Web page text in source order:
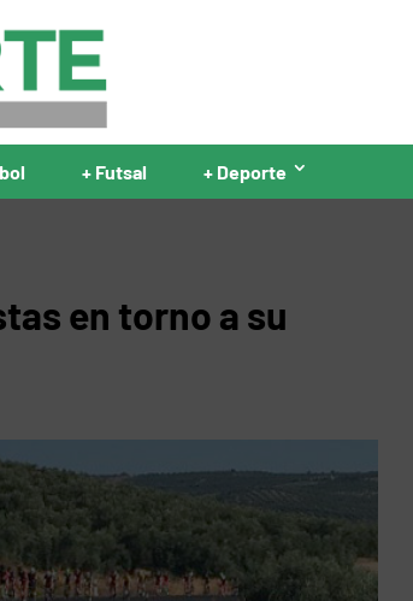
+ Futsal + Deporte
en torno a su